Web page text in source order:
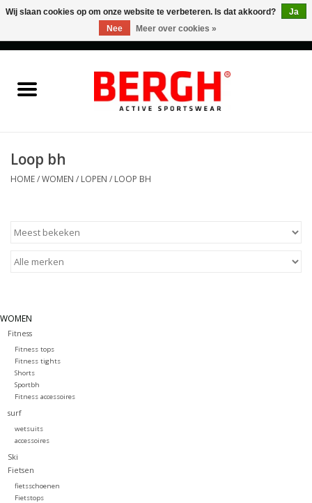
Accessories
Cadeaubonnen
Loop bh
HOME/WOMEN / LOPEN / LOOP BH
WOMEN
Fitness
Fitness tops
Fitness tights
Shorts
Sportbh
Fitness accessoires
surf
wetsuits
accessoires
Ski
Fietsen
fietsschoenen
Fietstops
Wij slaan cookies op om onze website te verbeteren. Is dat akkoord?
Ja
Nee
Meer over cookies »